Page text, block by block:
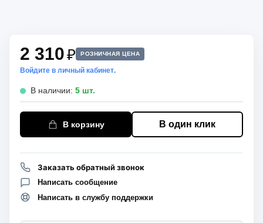
2 310₽ РОЗНИЧНАЯ ЦЕНА
Войдите в личный кабинет.
В наличии: 5 шт.
В корзину В один клик
Заказать обратный звонок
Написать сообщение
Написать в службу поддержки